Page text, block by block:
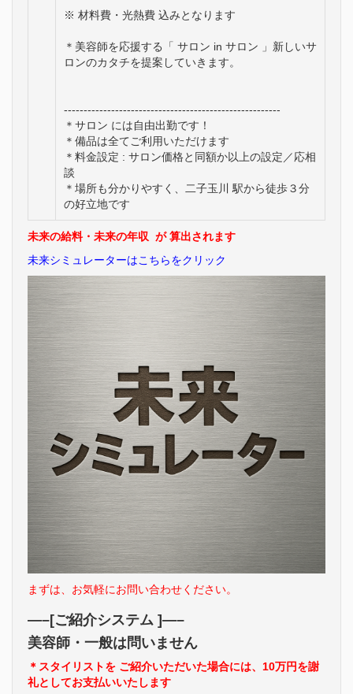
※ 材料費・光熱費 込みとなります
＊美容師を応援する「 サロン in サロン 」新しいサ
ロンのカタチを提案していきます。
-------------------------------------------------------
＊サロン には自由出勤です！
＊備品は全てご利用いただけます
＊料金設定 : サロン価格と同額か以上の設定／応相
談
＊場所も分かりやすく、二子玉川 駅から徒歩３分
の好立地です
未来の給料・ 未来の年収 が 算出されます
未来シミュレーターはこちらをクリック
まずは、お気軽にお問い合わせください。
—–[ご紹介システム ]—–
美容師・一般は問いません
＊スタイリストを ご紹介いただいた場合には、10万円を謝
礼としてお支払いいたします